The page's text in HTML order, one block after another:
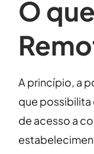
O
A princípio, a
que
de acesso a